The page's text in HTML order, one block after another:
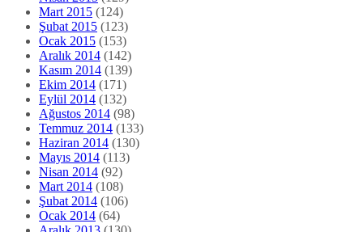
Mart 2015 (124)
Şubat 2015 (123)
Ocak 2015 (153)
Aralık 2014 (142)
Kasım 2014 (139)
Ekim 2014 (171)
Eylül 2014 (132)
Ağustos 2014 (98)
Temmuz 2014 (133)
Haziran 2014 (130)
Mayıs 2014 (113)
Nisan 2014 (92)
Mart 2014 (108)
Şubat 2014 (106)
Ocak 2014 (64)